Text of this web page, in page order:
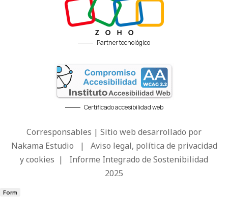
Partner tecnológico
Certificado accesibilidad web
Corresponsables | Sitio web desarrollado por
Nakama Estudio | Aviso legal, política de privacidad
y cookies | Informe Integrado de Sostenibilidad
2025
Form